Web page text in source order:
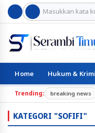
Home Hukum &
Trending: breaking news
KATEGORI "SOFIFI"